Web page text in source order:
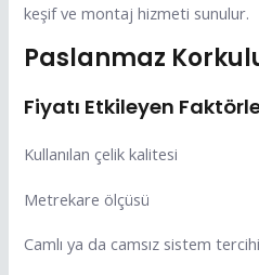
keşif ve montaj hizmeti sunulur.
Paslanmaz
Fiyatı Etkileyen
Kullanılan çelik kalitesi
Metrekare ölçüsü
Camlı ya da camsız sistem tercihi